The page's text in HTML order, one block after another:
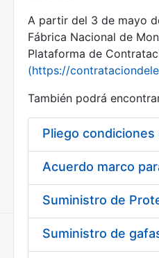
Mostrar/Ocultar
Mostrar/Ocultar
Mostrar/Ocultar
A partir del 3 de mayo
Fábrica Nacional de
Plataforma de
(https://
También podrá
Pliego
Acuerdo marco